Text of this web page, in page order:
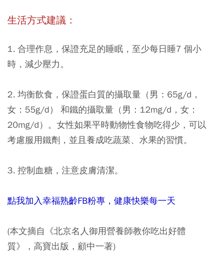
生活方式建議：
1. 合理作息，保證充足的睡眠，至少每日睡7 個小
時，減少壓力。
2. 均衡飲食，保證蛋白質的攝取量（男：65g/d，
女：55g/d） 和鐵的攝取量（男：12mg/d，女：
20mg/d）。女性如果平時動物性食物吃得少，可以
考慮服用鐵劑，並且養成吃蔬菜、水果的習慣。
3. 控制血糖，注意皮膚清潔。
點我加入幸福熟齡FB粉專，健康快樂每一天
(本文摘自《北京名人御用營養師教你吃出好體
質》，高寶出版，顧中一著)